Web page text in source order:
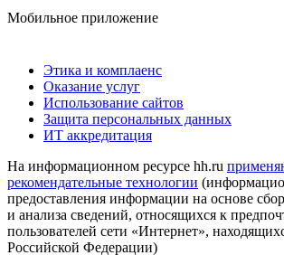
Мобильное приложение
Этика и комплаенс
Оказание услуг
Использование сайтов
Защита персональных данных
ИТ аккредитация
На информационном ресурсе hh.ru
рекомендательные технологии
предоставления информации на основе
и анализа сведений, относящихся к
пользователей сети «Интернет»,
Российской Федерации)